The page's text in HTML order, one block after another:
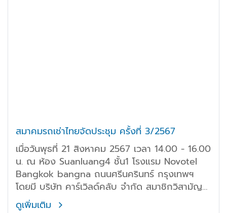
สมาคมรถเช่าไทยจัดประชุม ครั้งที่ 3/2567
เมื่อวันพุธที่ 21 สิงหาคม 2567 เวลา 14.00 - 16.00
น. ณ ห้อง Suanluang4 ชั้น1 โรงแรม Novotel
Bangkok bangna ถนนศรีนครินทร์ กรุงเทพฯ
โดยมี บริษัท คาร์เวิลด์คลับ จำกัด สมาชิกวิสามัญ
สมาคมฯ ให้เกียรติเป็นเจ้าภาพการจัดประชุมในครั้งนี้
ดูเพิ่มเติม